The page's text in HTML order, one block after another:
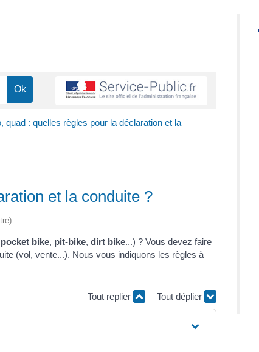
quad : quelles règles pour la déclaration et la
et la conduite ?
pocket bike, pit-bike, dirt bike...) ? Vous devez faire
(vol, vente...). Nous vous indiquons les règles à
Tout replier Tout déplier